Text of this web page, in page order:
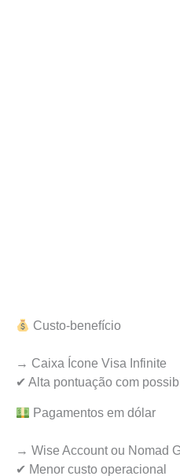
Custo-benefício
→ Caixa Ícone Visa Infinite
✔ Alta pontuação com
Pagamentos em dólar
→ Wise Account ou Nomad
✔ Menor custo operacional